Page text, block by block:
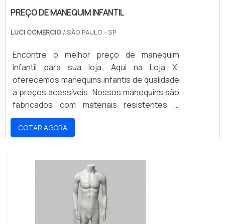
PREÇO DE MANEQUIM INFANTIL
LUCI COMERCIO / SÃO PAULO - SP
Encontre o melhor preço de manequim
infantil para sua loja. Aqui na Loja X,
oferecemos manequins infantis de qualidade
a preços acessíveis. Nossos manequins são
fabricados com materiais resistentes e
duráveis, para que sua loja possa contar com
peças de qualidade por muito tempo. Não
perca a oportunidade de adquirir manequins
melhor para seus clientes. Aproveite nossas
ofertas e compre agora mesmo!
COTAR AGORA